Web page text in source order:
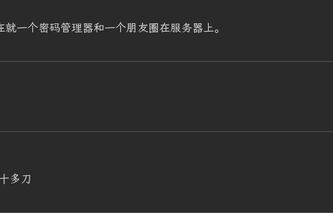
一个密码管理器和一个朋友圈在服务器上。
多刀